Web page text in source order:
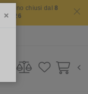
saranno chiusi dal8
2026
×